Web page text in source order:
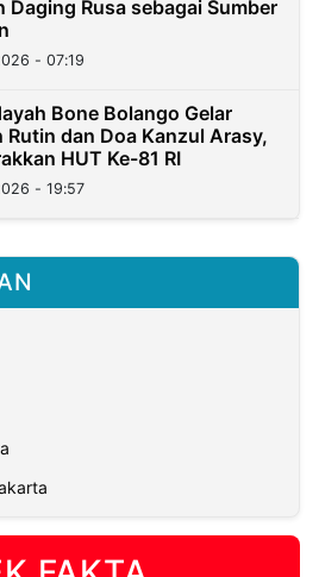
Daging Rusa sebagai Sumber
- 07:19
Bone Bolango Gelar
Rutin dan Doa Kanzul Arasy,
HUT Ke-81 RI
- 19:57